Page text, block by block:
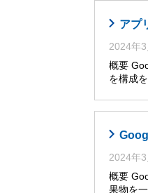
アプ
2024年3
概要
を構成
2024年3
概要
果物を